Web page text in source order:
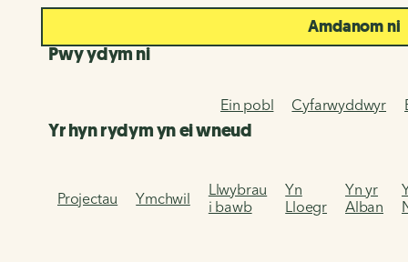
Amdanom ni
Pwy ydym ni
Ein pobl Cyfarwyddwyr
Yr hyn rydym yn ei wneud
Projectau Ymchwil
Llwybrau
i bawb
Yn
Lloegr
Yn yr
Alban